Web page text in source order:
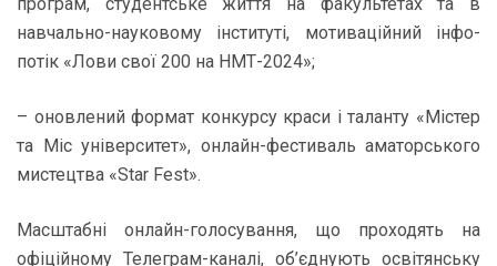
навчально-науковому інституті, мотиваційний інфо-
потік «Лови свої 200 на НМТ-2024»;
– оновлений формат конкурсу краси і таланту «Містер
та Міс університет», онлайн-фестиваль аматорського
мистецтва «Star Fest».
Масштабні онлайн-голосування, що проходять на
офіційному Телеграм-каналі, об’єднують освітянську